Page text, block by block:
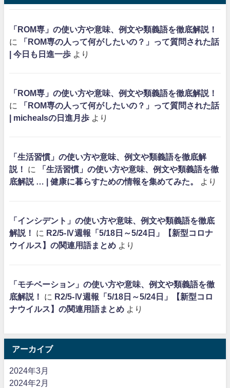
「ROM専」の使い方や意味、例文や類義語を徹底解説！
に
「ROM専の人って何がしたいの？」って質問された話
| 今日も日進一歩 より
「ROM専」の使い方や意味、例文や類義語を徹底解説！
に
「ROM専の人って何がしたいの？」って質問された話
| michealsの日進月歩 より
「生活習慣」の使い方や意味、例文や類義語を徹底解
説！
に
「生活習慣」の使い方や意味、例文や類義語を徹
底解説 … | 健康に暮らすための情報を集めてみた。
より
「インシデント」の使い方や意味、例文や類義語を徹底
解説！
に R2/5-Ⅳ週報「5/18日～5/24日」【新型コロナ
ウイルス】の関連用語まとめ より
「モチベーション」の使い方や意味、例文や類義語を徹
底解説！
に R2/5-Ⅳ週報「5/18日～5/24日」【新型コロ
ナウイルス】の関連用語まとめ より
アーカイブ
2024年3月
2024年2月